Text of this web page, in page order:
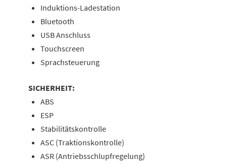
Induktions-Ladestation
Bluetooth
USB Anschluss
Touchscreen
Sprachsteuerung
SICHERHEIT:
ABS
ESP
Stabilitätskontrolle
ASC (Traktionskontrolle)
ASR (Antriebsschlupfregelung)